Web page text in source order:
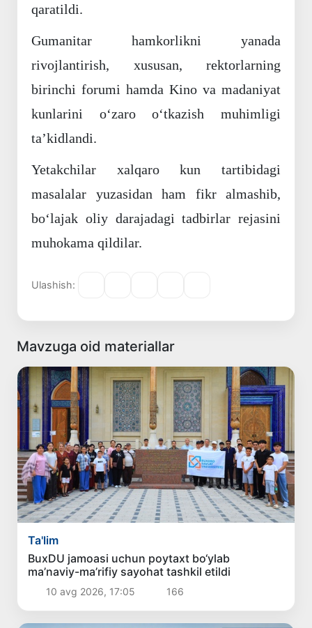
qaratildi.
Gumanitar hamkorlikni yanada
rivojlantirish, xususan, rektorlarning
birinchi forumi hamda Kino va madaniyat
kunlarini oʻzaro oʻtkazish muhimligi
taʼkidlandi.
Yetakchilar xalqaro kun tartibidagi
masalalar yuzasidan ham fikr almashib,
boʻlajak oliy darajadagi tadbirlar rejasini
muhokama qildilar.
Ulashish:
Mavzuga oid materiallar
Ta'lim
BuxDU jamoasi uchun poytaxt bo‘ylab
ma’naviy-ma’rifiy sayohat tashkil etildi
10 avg 2026, 17:05 166